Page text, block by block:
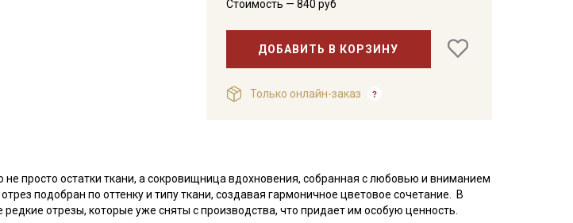
Стоимость — 840 руб
ДОБАВИТЬ В КОРЗИНУ
Только онлайн-заказ
не просто остатки ткани, а сокровищница вдохновения, собранная с любовью и вниманием
подобран по оттенку и типу ткани, создавая гармоничное цветовое сочетание. В
редкие отрезы, которые уже сняты с производства, что придает им особую ценность.